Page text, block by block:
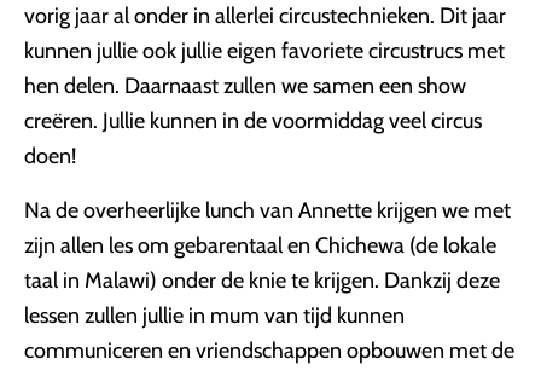
vorig jaar al onder in allerlei circustechnieken. Dit jaar
kunnen jullie ook jullie eigen favoriete circustrucs met
hen delen. Daarnaast zullen we samen een show
creëren. Jullie kunnen in de voormiddag veel circus
doen!
Na de overheerlijke lunch van Annette krijgen we met
zijn allen les om gebarentaal en Chichewa (de lokale
taal in Malawi) onder de knie te krijgen. Dankzij deze
lessen zullen jullie in mum van tijd kunnen
communiceren en vriendschappen opbouwen met de